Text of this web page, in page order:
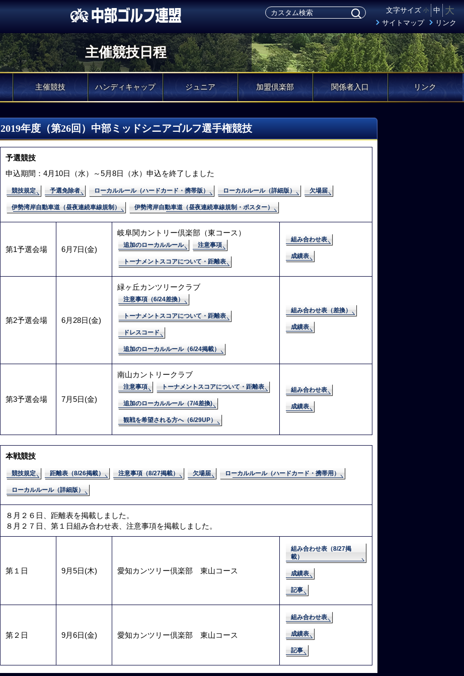
文字サイズ 小 中 大
サイトマップ リンク
主催競技日程
主催競技 ハンディキャップ ジュニア 加盟倶楽部 関係者入口 リンク
2019年度（第26回）中部ミッドシニアゴルフ選手権競技
予選競技
申込期間：4月10日（水）～5月8日（水）申込を終了しました
競技規定 予選免除者 ローカルルール（ハードカード・携帯版） ローカルルール（詳細版） 欠場届
伊勢湾岸自動車道（昼夜連続車線規制） 伊勢湾岸自動車道（昼夜連続車線規制・ポスター）
第1予選会場 6月7日(金)
岐阜関カントリー倶楽部（東コース）
追加のローカルルール 注意事項
トーナメントスコアについて・距離表
組み合わせ表
成績表
第2予選会場 6月28日(金)
緑ヶ丘カンツリークラブ
注意事項（6/24差換）
トーナメントスコアについて・距離表
ドレスコード
追加のローカルルール（6/24掲載）
組み合わせ表（差換）
成績表
第3予選会場 7月5日(金)
南山カントリークラブ
注意事項 トーナメントスコアについて・距離表
追加のローカルルール（7/4差換)
観戦を希望される方へ（6/29UP）
組み合わせ表
成績表
本戦競技
競技規定 距離表（8/26掲載） 注意事項（8/27掲載） 欠場届 ローカルルール（ハードカード・携帯用）
ローカルルール（詳細版）
８月２６日、距離表を掲載しました。
８月２７日、第１日組み合わせ表、注意事項を掲載しました。
第１日 9月5日(木) 愛知カンツリー倶楽部 東山コース
組み合わせ表（8/27掲
載）
成績表
記事
第２日 9月6日(金) 愛知カンツリー倶楽部 東山コース
組み合わせ表
成績表
記事